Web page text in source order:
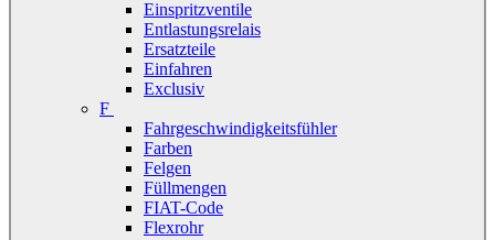
Einspritzventile
Entlastungsrelais
Ersatzteile
Einfahren
Exclusiv
F
Fahrgeschwindigkeitsfühler
Farben
Felgen
Füllmengen
FIAT-Code
Flexrohr